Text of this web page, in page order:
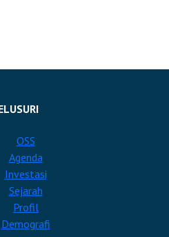
OSS
Agenda
Investasi
Sejarah
Profil
Demografi